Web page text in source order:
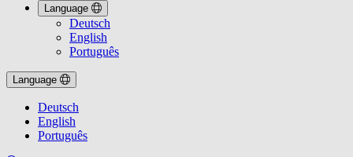
Language
Deutsch
English
Português
Language
Deutsch
English
Português